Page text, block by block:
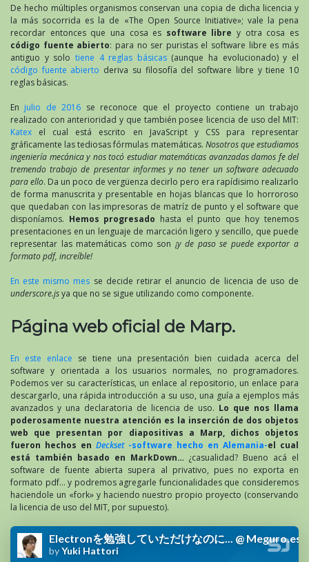
De hecho múltiples organismos conservan una copia de dicha licencia y
la más socorrida es la de «The Open Source Initiative»; vale la pena
recordar entonces que una cosa es software libre y otra cosa es
código fuente abierto: para no ser puristas el software libre es más
antiguo y solo tiene 4 reglas básicas(aunque ha evolucionado) y el
código fuente abierto deriva su filosofía del software libre y tiene 10
reglas básicas.
En julio de 2016 se reconoce que el proyecto contiene un trabajo
realizado con anterioridad y que también posee licencia de uso del MIT:
Katex el cual está escrito en JavaScript y CSS para representar
gráficamente las tediosas fórmulas matemáticas. Nosotros que estudiamos
ingeniería mecánica y nos tocó estudiar matemáticas avanzadas damos fe del
tremendo trabajo de presentar informes y no tener un software adecuado
para ello. Da un poco de vergüenza decirlo pero era rapídisimo realizarlo
de forma manuscrita y presentable en hojas blancas que lo horroroso
que quedaban con las impresoras de matríz de punto y el software que
disponíamos. Hemos progresado hasta el punto que hoy tenemos
presentaciones en un lenguaje de marcación ligero y sencillo, que puede
representar las matemáticas como son ¡y de paso se puede exportar a
formato pdf, increíble!
En este mismo mes se decide retirar el anuncio de licencia de uso de
underscore.jsya que no se sigue utilizando como componente.
Página web oficial de Marp.
En este enlace se tiene una presentación bien cuidada acerca del
software y orientada a los usuarios normales, no programadores.
Podemos ver su características, un enlace al repositorio, un enlace para
descargarlo, una rápida introducción a su uso, una guía a ejemplos más
avanzados y una declaratoria de licencia de uso. Lo que nos llama
poderosamente nuestra atención es la inserción de dos objetos
web que presentan por diapositivas a Marp, dichos objetos
fueron hechos en Deckset-software hecho en Alemania-el cual
está también basado en MarkDown… ¿casualidad? Bueno acá el
software de fuente abierta supera al privativo, pues no exporta en
formato pdf… y podremos agregarle funcionalidades que consideremos
haciendole un «fork» y haciendo nuestro propio proyecto (conservando
la licencia de uso del MIT, por supuesto).